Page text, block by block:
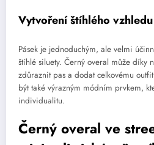
Vytvoření štíhlého
Pásek je jednoduchým, ale velmi
štíhlé siluety. Černý overal může díky
zdůraznit pas a dodat celkovému
být také výrazným módním prvkem,
individualitu.
Černý overal ve